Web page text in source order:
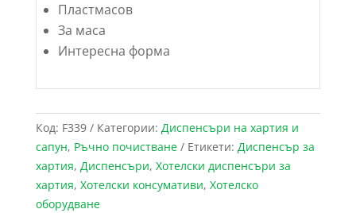
Червен
Пластмасов
За маса
Интересна форма
Код: F339 Категории: Диспенсъри на хартия и
сапун, Ръчно почистване Етикети: Диспенсър за
хартия, Диспенсъри, Хотелски диспенсъри за
хартия, Хотелски консумативи, Хотелско
оборудване